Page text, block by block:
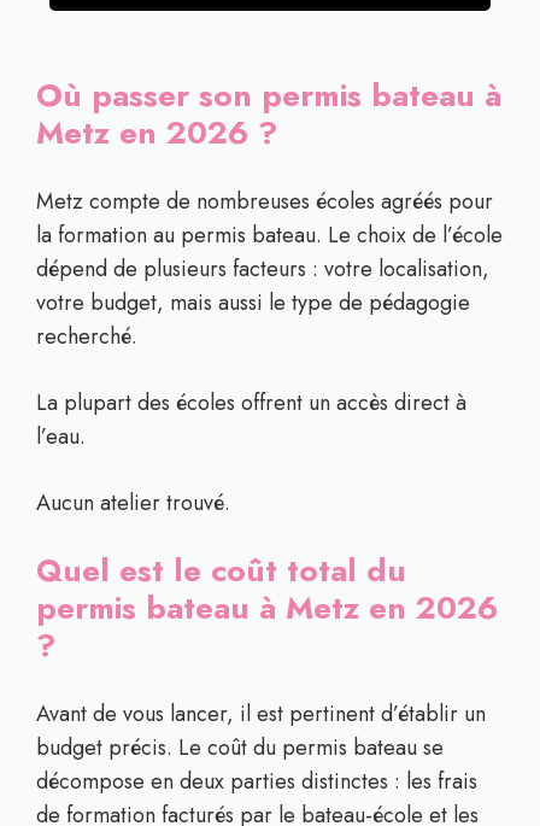
Où passer son permis bateau à
Metz en 2026 ?
Metz compte de nombreuses écoles agréés pour
la formation au permis bateau. Le choix de l’école
dépend de plusieurs facteurs : votre localisation,
votre budget, mais aussi le type de pédagogie
recherché.
La plupart des écoles offrent un accès direct à
l’eau.
Aucun atelier trouvé.
Quel est le coût total du
permis bateau à Metz en 2026
?
Avant de vous lancer, il est pertinent d’établir un
budget précis. Le coût du permis bateau se
décompose en deux parties distinctes : les frais
de formation facturés par le bateau-école et les